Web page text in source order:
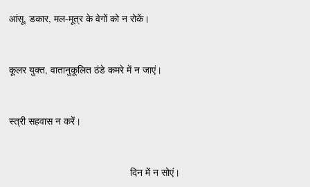
आंसू, डकार, मल-मूत्र के वेगों को न रोकें।
कूलर युक्त, वातानुकूलित ठंडे कमरे में न जाएं।
स्त्री सहवास न करें।
दिन में न सोएं।